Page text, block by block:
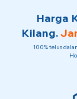
Harga
Kilang.
100% telus